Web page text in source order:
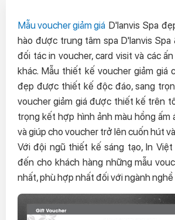
Mẫu voucher giảm giá D'lanvis Spa
hào được trung tâm spa D'lanvis Spa
đối tác in voucher, card visit và các
khác. Mẫu thiết kế voucher giảm giá
đẹp được thiết kế độc đáo, sang
voucher giảm giá được thiết kế trên
trọng kết hợp hình ảnh màu hồng ấm
và giúp cho voucher trở lên cuốn hút
Với đội ngũ thiết kế sáng tạo, In Việt
đến cho khách hàng những mẫu
nhất, phù hợp nhất đối với ngành nghề